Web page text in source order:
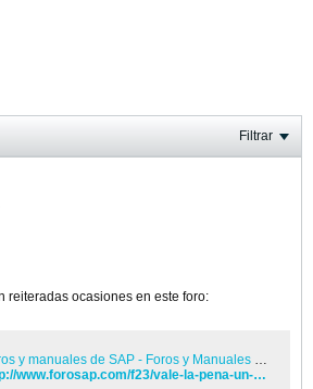
Filtrar
reiteradas ocasiones en este foro:
Foros y manuales de SAP - Foros y Manuales de SAP
http://www.forosap.com/f23/vale-la-pena-un-master-en-t2781/